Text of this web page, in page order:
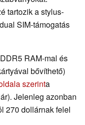
tartozik a stylus-
SIM-támogatás
RAM-mal és
bővíthető)
szerinta
Jelenleg azonban
270 dollárnak felel